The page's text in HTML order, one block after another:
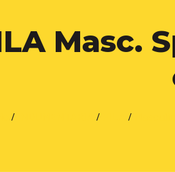
Masc.
/ / /